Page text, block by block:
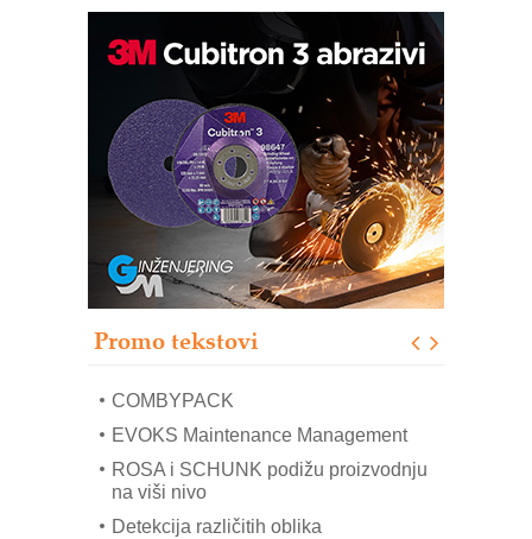
Promo tekstovi
Bezbednost na prvom mestu!
IB BLUMENAUER - više od 40 godina
poverenja u industriji
RMQ-TITAN ADVANCED INDICATOR
– Pametna signalizacija za efikasnije
upravljanje mašinama
Sigurnije ispitivanje transformatora u
solarnim elektranama i vetroparkovima
Pranje točkova na gradilištu- standard
modernog i odgovornog građenja
mrežnog pretvarača sa tečnim
COMBYPACK
EVOKS Maintenance Management
ROSA i SCHUNK podižu proizvodnju
na viši nivo
Detekcija različitih oblika